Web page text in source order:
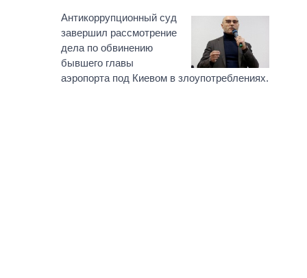
Антикоррупционный суд
завершил рассмотрение
дела по обвинению
бывшего главы
аэропорта под Киевом в злоупотреблениях.